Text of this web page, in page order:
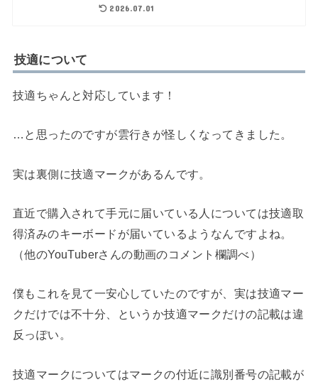
2026.07.01
技適について
技適ちゃんと対応しています！
…と思ったのですが雲行きが怪しくなってきました。
実は裏側に技適マークがあるんです。
直近で購入されて手元に届いている人については技適取
得済みのキーボードが届いているようなんですよね。
（他のYouTuberさんの動画のコメント欄調べ）
僕もこれを見て一安心していたのですが、実は技適マー
クだけでは不十分、というか技適マークだけの記載は違
反っぽい。
技適マークについてはマークの付近に識別番号の記載が